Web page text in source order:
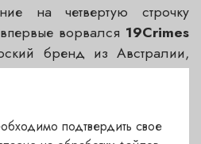
на четвертую строчку
ворвался 19Crimes
бренд из Австралии,
на многих рынках.
подтвердить свое